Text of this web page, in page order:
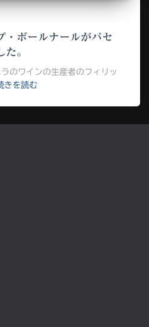
・ボールナールがパセ
。
のワインの生産者のフィリッ
きを読む